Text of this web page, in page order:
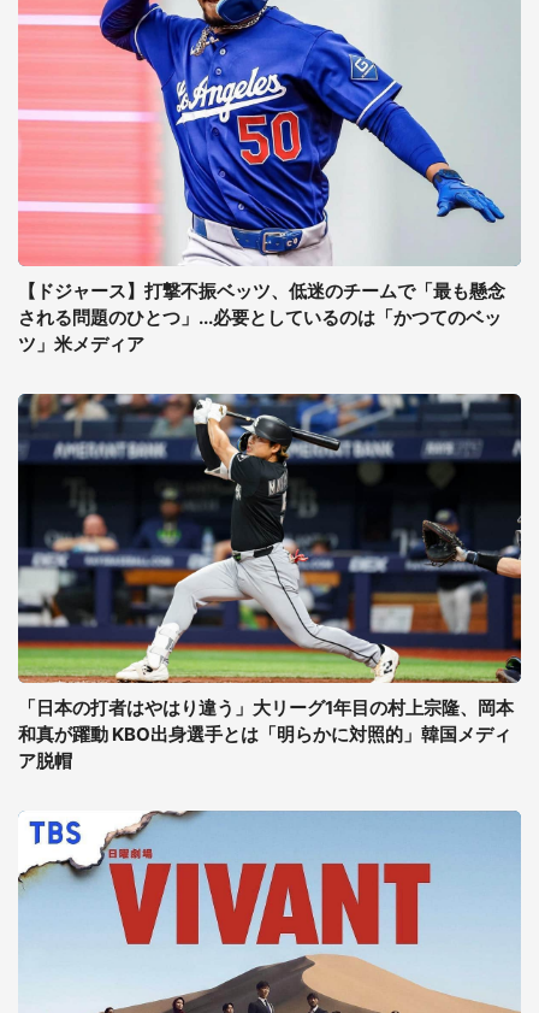
【ドジャース】打撃不振ベッツ、低迷のチームで「最も懸念
される問題のひとつ」...必要としているのは「かつてのベッ
ツ」米メディア
「日本の打者はやはり違う」大リーグ1年目の村上宗隆、岡本
和真が躍動 KBO出身選手とは「明らかに対照的」韓国メディ
ア脱帽